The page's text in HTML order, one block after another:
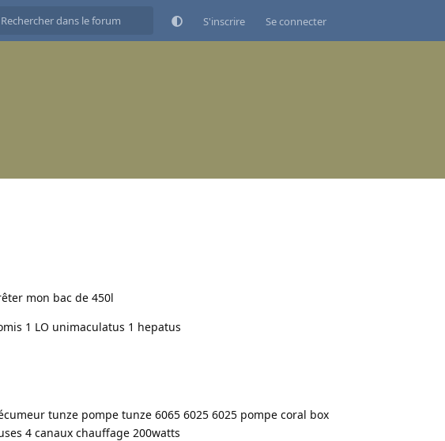
S'inscrire Se connecter
mon bac de 450l
1 LO unimaculatus 1 hepatus
tunze pompe tunze 6065 6025 6025 pompe coral box
4 canaux chauffage 200watts